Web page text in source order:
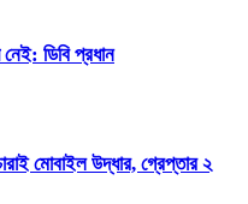
ডিবি প্রধান
মোবাইল উদ্ধার, গ্রেপ্তার ২